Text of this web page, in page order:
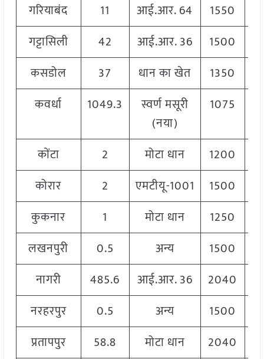
गरियाबंद 11 आई.आर. 64 1550
गट्टासिली
42 आई.आर. 36 1500
कसडोल
37 धान का खेत 1350
कवर्धा
1049.3
स्वर्ण मसूरी
(नया)
1075
कोंटा 2 मोटा धान 1200
कोरार
2 एमटीयू-1001 1500
कुकनार
1 मोटा धान 1250
लखनपुरी
0.5 अन्य 1500
नागरी
485.6 आई.आर. 36 2040
नरहरपुर
0.5 अन्य 1500
प्रतापपुर
58.8 मोटा धान 2040